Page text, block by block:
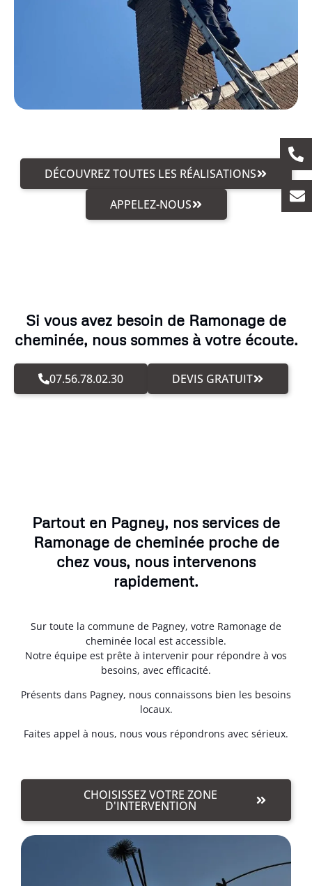
DÉCOUVREZ TOUTES LES RÉALISATIONS
APPELEZ-NOUS
Si vous avez besoin de Ramonage de
cheminée, nous sommes à votre écoute.
07.56.78.02.30 DEVIS GRATUIT
Partout en Pagney, nos services de
Ramonage de cheminée proche de
chez vous, nous intervenons
rapidement.
Sur toute la commune de Pagney, votre Ramonage de
cheminée local est accessible.
Notre équipe est prête à intervenir pour répondre à vos
besoins, avec efficacité.
Présents dans Pagney, nous connaissons bien les besoins
locaux.
Faites appel à nous, nous vous répondrons avec sérieux.
CHOISISSEZ VOTRE ZONE
D'INTERVENTION